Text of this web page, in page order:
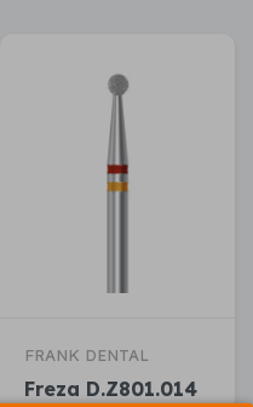
FRANK DENTAL
Freza D.Z801.014